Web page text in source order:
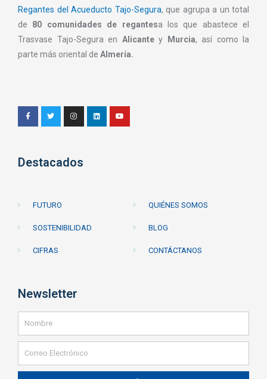
Regantes del Acueducto Tajo-Segura, que agrupa a un total
de 80 comunidades de regantesa los que abastece el
Trasvase Tajo-Segura en Alicante y Murcia, así como la
parte más oriental de Almería.
Destacados
FUTURO
SOSTENIBILIDAD
CIFRAS
QUIÉNES SOMOS
BLOG
CONTÁCTANOS
Newsletter